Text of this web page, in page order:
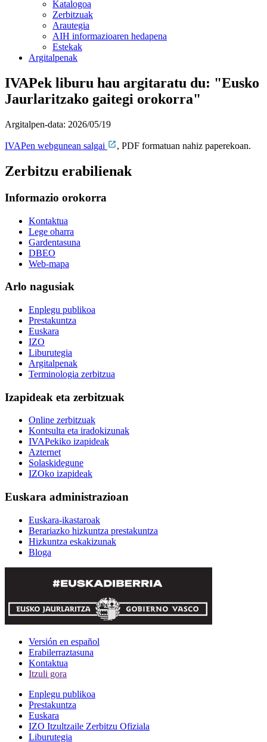
Katalogoa
Zerbitzuak
Arautegia
AIH informazioaren hedapena
Estekak
Argitalpenak
IVAPek liburu hau argitaratu du: "Eusko
Jaurlaritzako gaitegi orokorra"
Argitalpen-data: 2026/05/19
IVAPen webgunean salgai , PDF formatuan nahiz paperekoan.
Zerbitzu erabilienak
Informazio orokorra
Kontaktua
Lege oharra
Gardentasuna
DBEO
Web-mapa
Arlo nagusiak
Enplegu publikoa
Prestakuntza
Euskara
IZO
Liburutegia
Argitalpenak
Terminologia zerbitzua
Izapideak eta zerbitzuak
Online zerbitzuak
Kontsulta eta iradokizunak
IVAPekiko izapideak
Azternet
Solaskidegune
IZOko izapideak
Euskara administrazioan
Euskara-ikastaroak
Berariazko hizkuntza prestakuntza
Hizkuntza eskakizunak
Bloga
Versión en español
Erabilerraztasuna
Kontaktua
Itzuli gora
Enplegu publikoa
Prestakuntza
Euskara
IZO Itzultzaile Zerbitzu Ofiziala
Liburutegia